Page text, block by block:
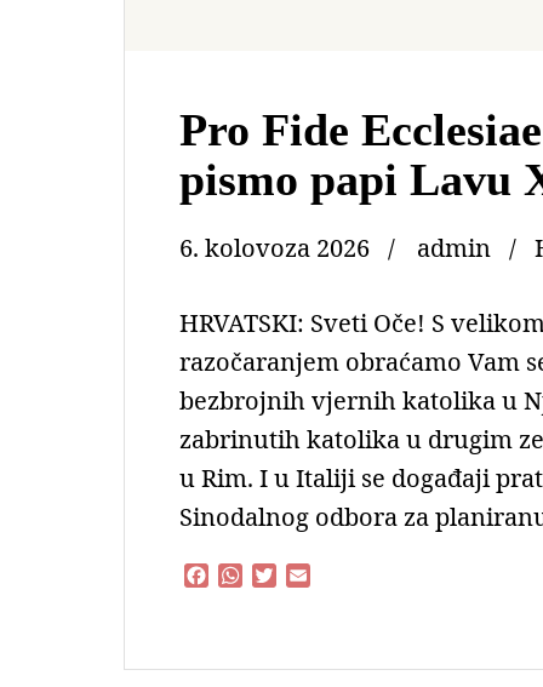
Pro Fide
pismo papi Lavu
6. kolovoza 2026 admin
HRVATSKI: Sveti Oče! S
razočaranjem obraćamo Vam
bezbrojnih vjernih katolika u
zabrinutih katolika u drugim
u Rim. I u Italiji se događaji
Sinodalnog odbora za
F
b
W
s
T
t
l